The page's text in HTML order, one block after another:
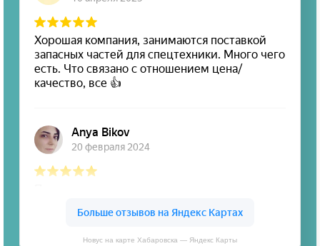
Новус на карте Хабаровска — Яндекс Карты